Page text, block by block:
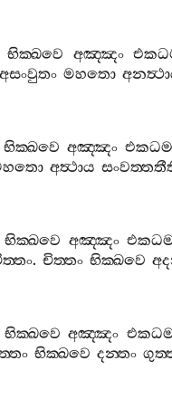
භික‍්ඛවෙ අඤ‍්ඤං
අසංවුතං මහතො
භික‍්ඛවෙ අඤ‍්ඤං
අත්‍ථාය
භික‍්ඛවෙ අඤ‍්ඤං
. චිත‍්තං භික‍්ඛවෙ
භික‍්ඛවෙ අඤ‍්ඤං
භික‍්ඛවෙ දන‍්තං